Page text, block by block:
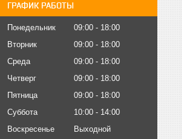
ГРАФИК РАБОТЫ
Понедельник 09:00
18:00
Вторник
09:00
18:00
Среда
09:00
18:00
Четверг
09:00
18:00
Пятница
09:00
18:00
Суббота
10:00
14:00
Воскресенье
Выходной